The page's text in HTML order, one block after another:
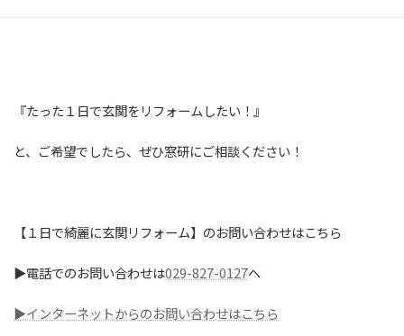
『たった１日で玄関をリフォームしたい！』
と、ご希望でしたら、ぜひ窓研にご相談ください！
【１日で綺麗に玄関リフォーム】のお問い合わせはこちら
▶電話でのお問い合わせは029-827-0127へ
▶インターネットからのお問い合わせはこちら